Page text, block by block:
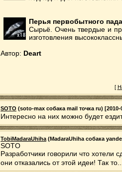
Перья первобытного
Сырьё. Очень твердые и
изготовления
Автор: Deart
[
SOTO (soto-max собака mail точка ru) [2010-
Интересно на них можно будет
TobiMadaraUhiha (MadaraUhiha собака
SOTO
Разработчики говорили что хотели
они отказались от этой идеи! Так то...